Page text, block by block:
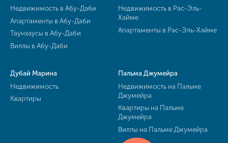
Недвижимость в Абу-Даби
Апартаменты в Абу-Даби
Таунхаусы в Абу-Даби
Виллы в Абу-Даби
Недвижимость в Рас-Эль-
Хайме
Апартаменты в Рас-Эль-Хайме
Дубай Марина
Недвижимость
Квартиры
Пальма Джумейра
Недвижимость на Пальме
Джумейра
Квартиры на Пальме
Джумейра
Виллы на Пальме Джумейра